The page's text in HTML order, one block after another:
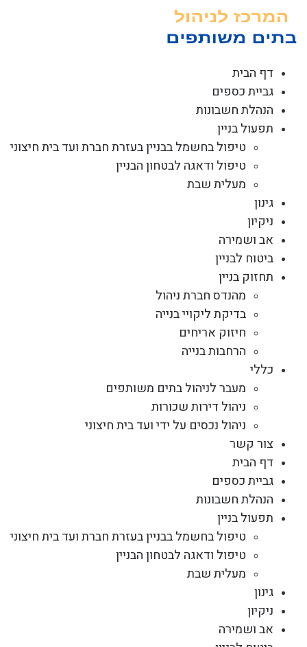
דף הבית
גביית כספים
הנהלת חשבונות
תפעול בניין
טיפול בחשמל בבניין בעזרת חברת ועד בית חיצוני
טיפול ודאגה לבטחון הבניין
מעלית שבת
גינון
ניקיון
אב ושמירה
ביטוח לבניין
תחזוק בניין
מהנדס חברת ניהול
בדיקת ליקויי בנייה
חיזוק אריחים
הרחבות בנייה
כללי
מעבר לניהול בתים משותפים
ניהול דירות שכורות
ניהול נכסים על ידי ועד בית חיצוני
צור קשר
דף הבית
גביית כספים
הנהלת חשבונות
תפעול בניין
טיפול בחשמל בבניין בעזרת חברת ועד בית חיצוני
טיפול ודאגה לבטחון הבניין
מעלית שבת
גינון
ניקיון
אב ושמירה